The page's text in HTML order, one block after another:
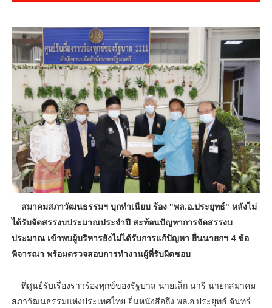
สมาคมสภาวัฒนธรรมฯ บุกทำเนียบ ร้อง "พล.อ.ประยุทธ์" หลังไม่
ได้รับจัดสรรงบประมาณประจำปี สะท้อนปัญหาการจัดสรรงบ
ประมาณ เข้าพบผู้บริหารยังไม่ได้รับการแก้ปัญหา ยื่นนายกฯ 4 ข้อ
พิจารณา พร้อมตรวจสอบการทำงานผู้ที่รับผิดชอบ
ที่ศูนย์รับเรื่องราวร้องทุกข์ของรัฐบาล นายเล็ก นารี นายกสมาคม
สภาวัฒนธรรมแห่งประเทศไทย ยื่นหนังสือถึง พล.อ.ประยุทธ์ จันทร์